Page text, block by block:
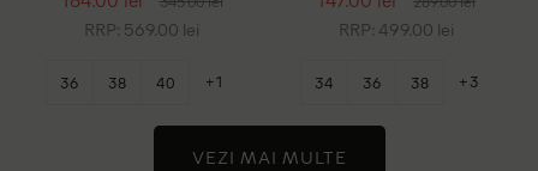
RRP: 569.00 lei
36 38 40 +1
RRP: 499.00 lei
34 36 38 +3
VEZI MAI MULTE